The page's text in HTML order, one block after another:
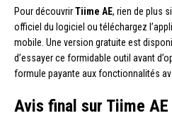
Pour découvrirTiime AE, rien de plus
officiel du logiciel ou téléchargez
mobile. Une version gratuite est
d’essayer ce formidable outil avant
formule payante aux fonctionnalités
Avis final sur Tiime AE